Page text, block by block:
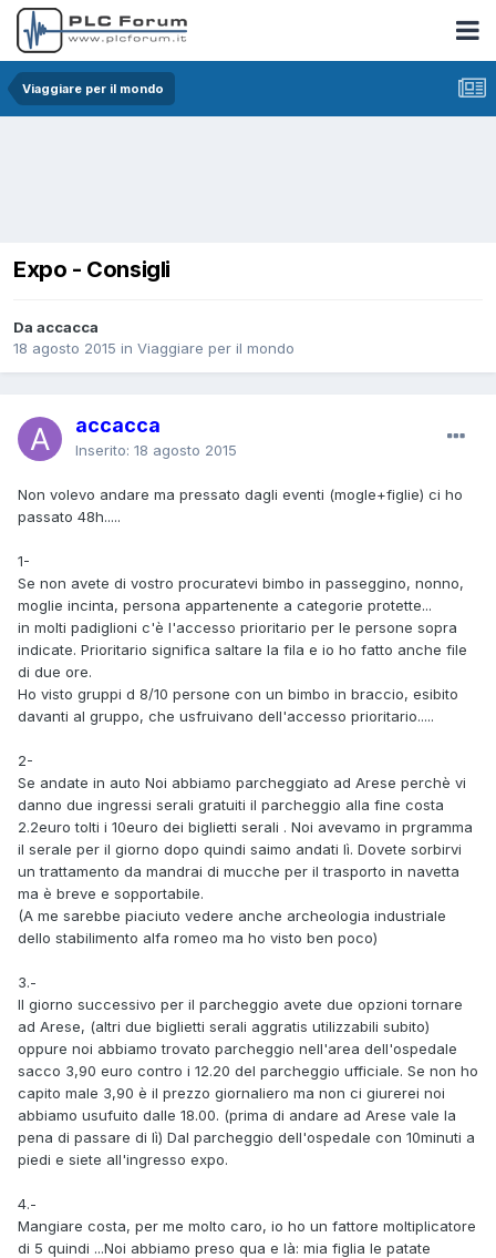
Viaggiare per il mondo
Expo - Consigli
Da accacca
18 agosto 2015 in Viaggiare per il mondo
accacca
Inserito: 18 agosto 2015
Non volevo andare ma pressato dagli eventi (mogle+figlie) ci ho
passato 48h.....
1-
Se non avete di vostro procuratevi bimbo in passeggino, nonno,
moglie incinta, persona appartenente a categorie protette...
in molti padiglioni c'è l'accesso prioritario per le persone sopra
indicate. Prioritario significa saltare la fila e io ho fatto anche file
di due ore.
Ho visto gruppi d 8/10 persone con un bimbo in braccio, esibito
davanti al gruppo, che usfruivano dell'accesso prioritario.....
2-
Se andate in auto Noi abbiamo parcheggiato ad Arese perchè vi
danno due ingressi serali gratuiti il parcheggio alla fine costa
2.2euro tolti i 10euro dei biglietti serali . Noi avevamo in prgramma
il serale per il giorno dopo quindi saimo andati lì. Dovete sorbirvi
un trattamento da mandrai di mucche per il trasporto in navetta
ma è breve e sopportabile.
(A me sarebbe piaciuto vedere anche archeologia industriale
dello stabilimento alfa romeo ma ho visto ben poco)
3.-
Il giorno successivo per il parcheggio avete due opzioni tornare
ad Arese, (altri due biglietti serali aggratis utilizzabili subito)
oppure noi abbiamo trovato parcheggio nell'area dell'ospedale
sacco 3,90 euro contro i 12.20 del parcheggio ufficiale. Se non ho
capito male 3,90 è il prezzo giornaliero ma non ci giurerei noi
abbiamo usufuito dalle 18.00. (prima di andare ad Arese vale la
pena di passare di lì) Dal parcheggio dell'ospedale con 10minuti a
piedi e siete all'ingresso expo.
4.-
Mangiare costa, per me molto caro, io ho un fattore moltiplicatore
di 5 quindi ...Noi abbiamo preso qua e là: mia figlia le patate